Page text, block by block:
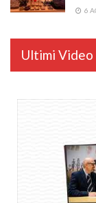
6
Ultimi Video